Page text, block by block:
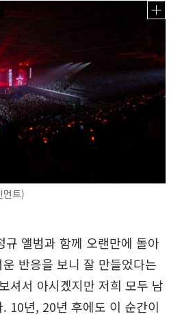
트)
규 앨범과 함께 오랜만에 돌아
반응을 보니 잘 만들었다는
셔서 아시겠지만 저희 모두 남
10년, 20년 후에도 이 순간이